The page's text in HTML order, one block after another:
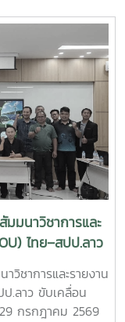
ชี่ยวชาญ ซึ่งสามารถ
วิทยาลัยพลังงาน
และการถ่ายทอด
องประชาชนและ
ทน มหาวิทยาลัย
ด้านพลังงานและ
งบวกต่อสังคม
นการพัฒนาประเทศ
ณ ห้องประชุม
ยาลัยแม่โจ้ พิธีลง
.สุริยจรัส เตชะตัน
ทนอธิการบดี) และ
นาฝีมือแรงงาน
ตราจารย์ ดร.นิ
น มหาวิทยาลัยแม่
ารกลุ่มงานพัฒนา
มมือในครั้งนี้มีเป้า
เชื่อมอาร์กโลหะ
” ให้สอดคล้องกับ
อุตสาหกรรม พร้อม
มือแรงงานให้แก่
ดับทักษะวิชาชีพและ
วมมือครอบคลุม
ะปรับปรุงหลักสูตร
มนาวิชาการและ
ไทย–สปป.ลาว
ยั่งยืน
วิชาการและรายงาน
.ลาว ขับเคลื่อน
กรกฎาคม 2569